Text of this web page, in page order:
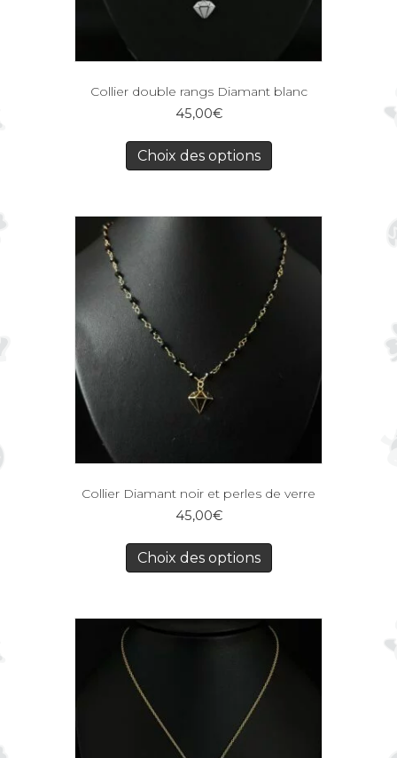
Collier double rangs Diamant blanc
45,00€
Choix des options
Collier Diamant noir et perles de verre
45,00€
Choix des options